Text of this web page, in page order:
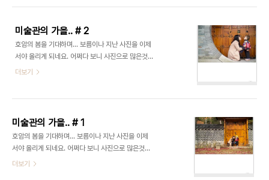
더욱더 웅장하게 넘실거리는 갈대숲을 볼 수 있으리
꾸욱 참고 뒤늦게 떠난 2007년의 뒤늦은 여름휴
가..^^ 처음 찾은곳은 부산! 그것도 부산의 태종대! 새
벽을 달려 도착한 부산에서 서풍이를 만나 태종대에
도착~ ^^ . . . # 2 새로운 장소에 왔으니 가족사진 한
장 남기지 않을수 있겠나.. 줄을 서시오~~ 왼쪽 귀퉁
게는 두번째) 찾아간 부산의 하늘은.. 정말 드높고도
미술관의 가을.. # 2
호암의 봄을 기대하며... 보름이나 지난 사진을 이제
서야 올리게 되네요. 어쩌다 보니 사진으로 많은것을
담지는 못한 날 이었지만.. 마르샤님과 남아님도 뵙고
작한게 몇년째인데 아직도 어색해 하는 정색시와.. 엄
마 혼자 찍는것은 안된다고 뒤꽁무니에 선 민찬쟁이..
ㅎㅎ; . . . # 4 뽀뽀~~ ^^* . . . # 5 우리 처자식입니
다 ^^; . . . # 6 저와 우리 꼬맹이지요..^^; . . . # 7
사진사는 늘 어딜가를 놀러가도 남는 사진이 별로 없
더보기
미술관의 가을.. # 1
호암의 봄을 기대하며... 보름이나 지난 사진을 이제
서야 올리게 되네요. 어쩌다 보니 사진으로 많은것을
담지는 못한 날 이었지만.. 마르샤님과 남아님도 뵙고
더보기